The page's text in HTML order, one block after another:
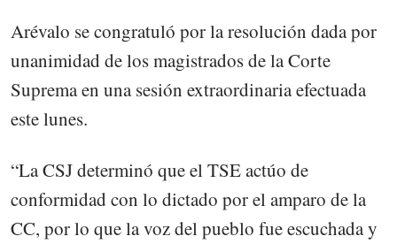
Arévalo se congratuló por la resolución dada por
unanimidad de los magistrados de la Corte
Suprema en una sesión extraordinaria efectuada
este lunes.
“La CSJ determinó que el TSE actúo de
conformidad con lo dictado por el amparo de la
CC, por lo que la voz del pueblo fue escuchada y